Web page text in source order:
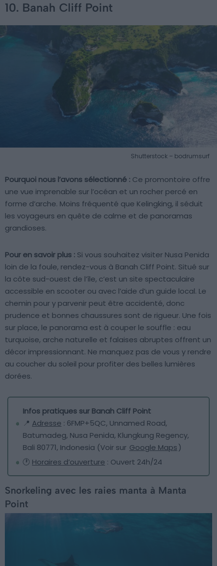
10. Banah Cliff Point
Shutterstock – bodrumsurf
Pourquoi nous l’avons sélectionné : Ce promontoire offre
une vue imprenable sur l’océan et un rocher percé en
forme d’arche. Moins fréquenté que Kelingking, il séduit
les voyageurs en quête de calme et de panoramas
grandioses.
Pour en savoir plus : Si vous souhaitez visiter Nusa Penida
loin de la foule, rendez-vous à Banah Cliff Point. Situé sur
la côte sud-ouest de l’île, c’est un site spectaculaire
accessible en scooter ou avec l’aide d’un guide local. Le
chemin pour y parvenir peut être accidenté, donc
prudence et bonnes chaussures sont de rigueur. Une fois
sur place, le panorama est à couper le souffle : eau
turquoise, arche naturelle et falaises abruptes offrent un
décor impressionnant. Ne manquez pas de vous y rendre
au coucher du soleil pour profiter des belles lumières
dorées.
Infos pratiques sur Banah Cliff Point
📍 Adresse : 6FMP+5QC, Unnamed Road,
Batumadeg, Nusa Penida, Klungkung Regency,
Bali 80771, Indonesia (Voir sur Google Maps)
🕐 Horaires d’ouverture : Ouvert 24h/24
Snorkeling avec les raies manta à Manta
Point